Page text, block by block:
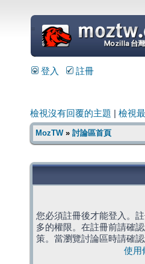
=
登入 註冊
檢視沒有回覆的主題 檢視
MozTW» 討論區首頁
您必須註冊後才能登入。
多的權限。在註冊前請確
策。當瀏覽討論區時請確
使用